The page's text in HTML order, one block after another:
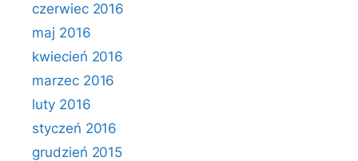
czerwiec 2016
maj 2016
kwiecień 2016
marzec 2016
luty 2016
styczeń 2016
grudzień 2015